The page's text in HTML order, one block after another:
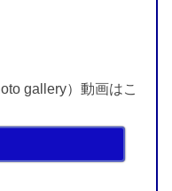
gallery）動画はこ